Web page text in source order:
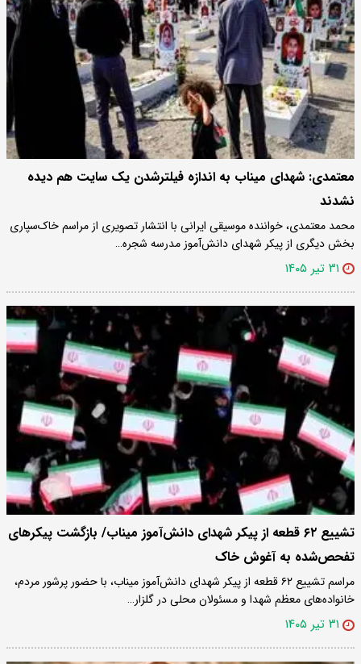
معتمدی: شهدای میناب به اندازه فیلترشدن یک سایت هم دیده
نشدند
محمد معتمدی، خواننده موسیقی ایرانی با انتشار تصویری از مراسم خاک‌سپاری
بخش دیگری از پیکر شهدای دانش‌آموز مدرسه شجره…
۳۱ تیر ۱۴۰۵
تشییع ۶۲ قطعه از پیکر شهدای دانش‌آموز میناب/ بازگشت پیکرهای
تفحص‌شده به آغوش خاک
مراسم تشییع ۶۲ قطعه از پیکر شهدای دانش‌آموز میناب، با حضور پرشور مردم،
خانواده‌های معظم شهدا و مسئولان محلی در گلزار…
۳۱ تیر ۱۴۰۵